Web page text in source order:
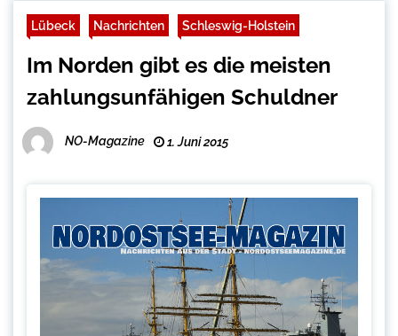
Lübeck Nachrichten Schleswig-Holstein
Im Norden gibt es die meisten
zahlungsunfähigen Schuldner
NO-Magazine 1. Juni 2015